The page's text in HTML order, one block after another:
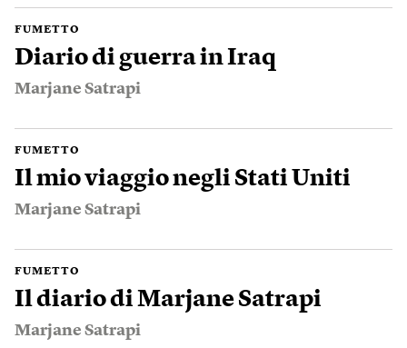
FUMETTO
Diario di guerra in Iraq
Marjane Satrapi
FUMETTO
Il mio viaggio negli Stati Uniti
Marjane Satrapi
FUMETTO
Il diario di Marjane Satrapi
Marjane Satrapi